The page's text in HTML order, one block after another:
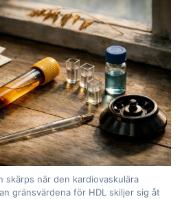
skärps när den kardiovaskulära
gränsvärdena för HDL skiljer sig åt